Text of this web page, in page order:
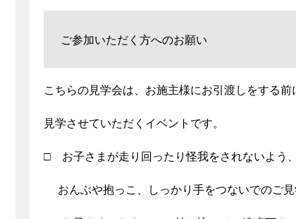
ご参加いただく方へのお願い
こちらの見学会は、お施主様にお引渡しをする前
見学させていただくイベントです。
□ お子さまが走り回ったり怪我をされないよう
おんぶや抱っこ、しっかり手をつないでのご見